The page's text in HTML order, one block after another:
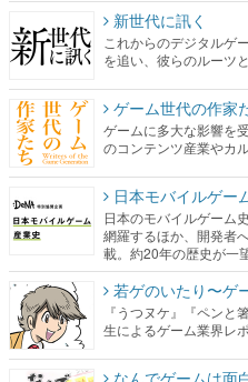
新世代に訊く
これからのデジタルゲ
を追い、彼らのルーツ
ゲーム世代の作家
ゲームに多大な影響を
のコンテンツ産業やカ
日本モバイルゲー
日本のモバイルゲーム
網羅するほか、開発者
載。約20年の歴史が一
若ゲのいたり〜ゲ
『うつヌケ』『ペンと
生によるゲーム業界レ